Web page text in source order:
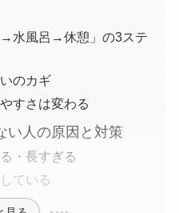
水風呂→休憩」の3ステ
のカギ
すさは変わる
い人の原因と対策
・長すぎる
ている